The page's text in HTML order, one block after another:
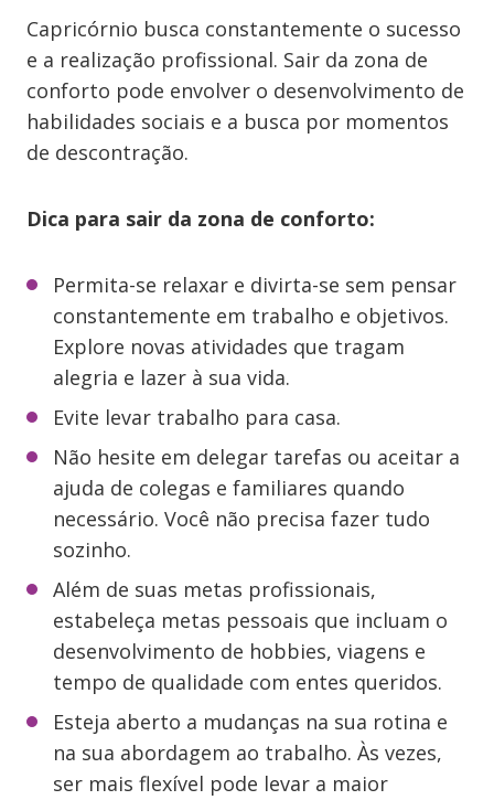
Capricórnio busca constantemente o sucesso
e a realização profissional. Sair da zona de
conforto pode envolver o desenvolvimento de
habilidades sociais e a busca por momentos
de descontração.
Dica para sair da zona de conforto:
Permita-se relaxar e divirta-se sem pensar
constantemente em trabalho e objetivos.
Explore novas atividades que tragam
alegria e lazer à sua vida.
Evite levar trabalho para casa.
Não hesite em delegar tarefas ou aceitar a
ajuda de colegas e familiares quando
necessário. Você não precisa fazer tudo
sozinho.
Além de suas metas profissionais,
estabeleça metas pessoais que incluam o
desenvolvimento de hobbies, viagens e
tempo de qualidade com entes queridos.
Esteja aberto a mudanças na sua rotina e
na sua abordagem ao trabalho. Às vezes,
ser mais flexível pode levar a maior